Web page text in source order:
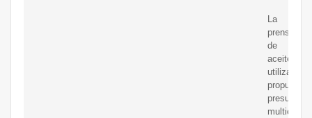
La
prensa
de
aceite
utiliza
propulsión
multietapa